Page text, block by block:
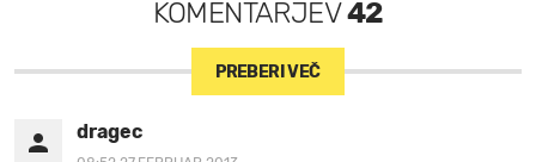
KOMENTARJEV42
PREBERI VEČ
dragec